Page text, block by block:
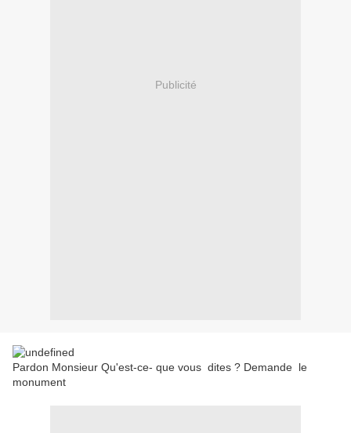
Publicité
Pardon Monsieur Qu'est-ce- que vous dites ? Demande le
monument